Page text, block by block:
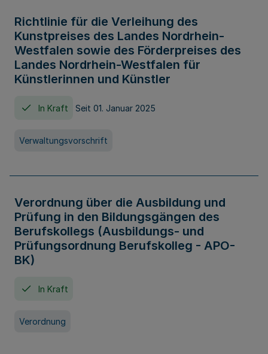
Richtlinie für die Verleihung des
Kunstpreises des Landes Nordrhein-
Westfalen sowie des Förderpreises des
Landes Nordrhein-Westfalen für
Künstlerinnen und Künstler
In Kraft Seit 01. Januar 2025
Verwaltungsvorschrift
Verordnung über die Ausbildung und
Prüfung in den Bildungsgängen des
Berufskollegs (Ausbildungs- und
Prüfungsordnung Berufskolleg - APO-
BK)
In Kraft
Verordnung